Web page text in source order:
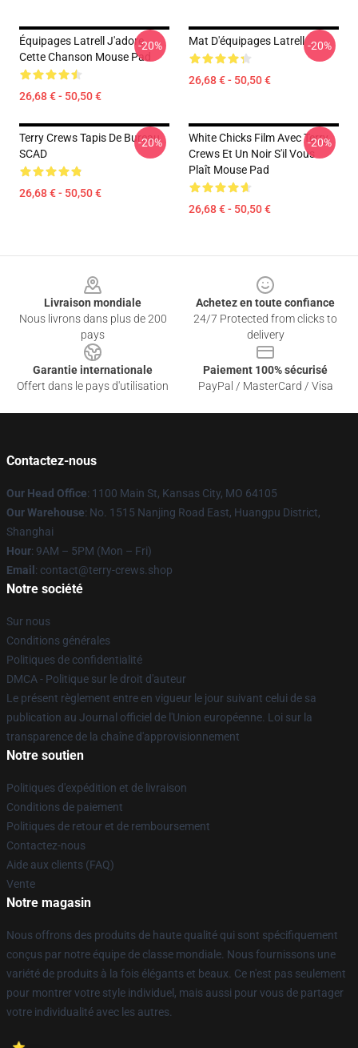
Équipages Latrell J'adore
Cette Chanson Mouse Pad
26,68 € - 50,50 €
-20% Mat D'équipages Latrell
26,68 € - 50,50 €
-20%
Terry Crews Tapis De Bureau
SCAD
26,68 € - 50,50 €
-20%
White Chicks Film Avec Terry
Crews Et Un Noir S'il Vous
Plaît Mouse Pad
26,68 € - 50,50 €
-20%
Livraison mondiale
Nous livrons dans plus de 200
pays
Achetez en toute confiance
24/7 Protected from clicks to
delivery
Garantie internationale
Offert dans le pays d'utilisation
Paiement 100% sécurisé
PayPal / MasterCard / Visa
Contactez-nous
Our Head Office: 1100 Main St, Kansas City, MO 64105
Our Warehouse: No. 1515 Nanjing Road East, Huangpu District,
Shanghai
Hour: 9AM – 5PM (Mon – Fri)
Email : contact@terry-crews.shop
Notre société
Sur nous
Conditions générales
Politiques de confidentialité
DMCA - Politique sur le droit d'auteur
Le présent règlement entre en vigueur le jour suivant celui de sa
publication au Journal officiel de l'Union européenne. Loi sur la
transparence de la chaîne d'approvisionnement
Notre soutien
Politiques d'expédition et de livraison
Conditions de paiement
Politiques de retour et de remboursement
Contactez-nous
Aide aux clients (FAQ)
Vente
Notre magasin
Nous offrons des produits de haute qualité qui sont spécifiquement
conçus par notre équipe de classe mondiale. Nous fournissons une
variété de produits à la fois élégants et beaux. Ce n'est pas seulement
pour montrer votre style individuel, mais aussi pour vous de partager
votre individualité avec les autres.